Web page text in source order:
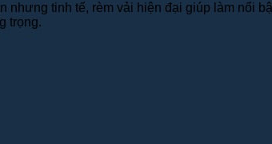
nhưng tinh tế, rèm vải hiện đại giúp làm nổi
trọng.